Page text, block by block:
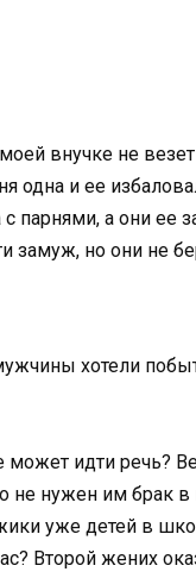
внучке не
одна и ее
с парнями, а они ее
замуж, но они не
хотели
может идти речь?
не нужен им брак
уже детей в
Второй жених